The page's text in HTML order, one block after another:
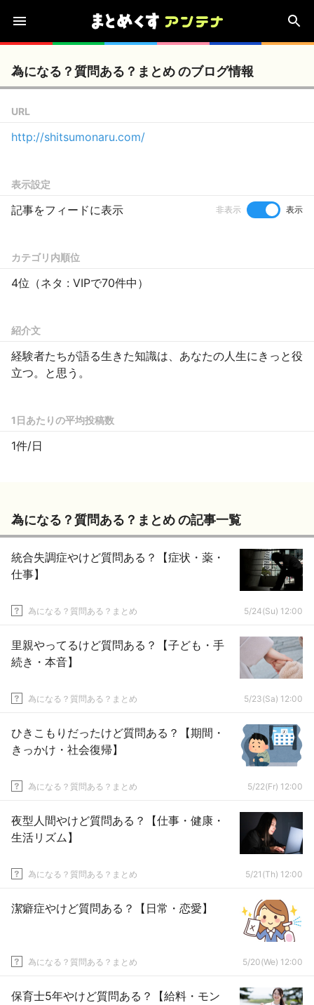
為になる？質問ある？まとめ のブログ情報
URL
http://shitsumonaru.com/
表示設定
記事をフィードに表示 非表示 表示
カテゴリ内順位
4位（ネタ : VIPで70件中）
紹介文
経験者たちが語る生きた知識は、あなたの人生にきっと役
立つ。と思う。
1日あたりの平均投稿数
1件/日
為になる？質問ある？まとめ の記事一覧
統合失調症やけど質問ある？【症状・薬・
仕事】
為になる？質問ある？まとめ 5/24(Su) 12:00
里親やってるけど質問ある？【子ども・手
続き・本音】
為になる？質問ある？まとめ 5/23(Sa) 12:00
ひきこもりだったけど質問ある？【期間・
きっかけ・社会復帰】
為になる？質問ある？まとめ 5/22(Fr) 12:00
夜型人間やけど質問ある？【仕事・健康・
生活リズム】
為になる？質問ある？まとめ 5/21(Th) 12:00
潔癖症やけど質問ある？【日常・恋愛】
為になる？質問ある？まとめ 5/20(We) 12:00
保育士5年やけど質問ある？【給料・モン